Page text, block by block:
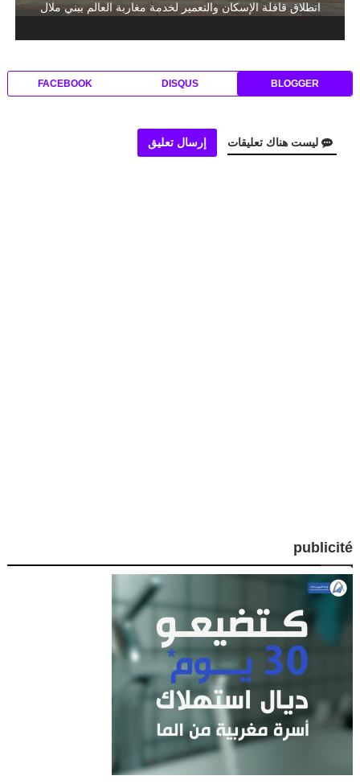
انطلاق قافلة الإسكان والتعمير لخدمة مغاربة العالم ببني ملال
BLOGGER
DISQUS
FACEBOOK
ليست هناك تعليقات إرسال تعليق
publicité